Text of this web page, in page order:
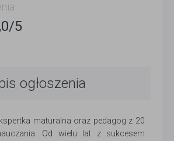
/5
ogłoszenia
maturalna oraz pedagog z 20
Od wielu lat z sukcesem